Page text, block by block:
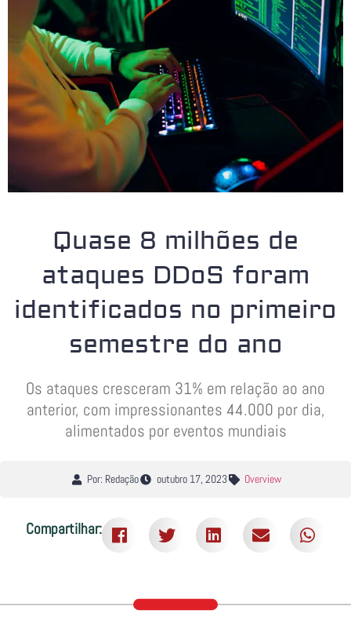
Quase 8 milhões de
ataques DDoS foram
identificados no primeiro
semestre do ano
Os ataques cresceram 31% em relação ao ano
anterior, com impressionantes 44.000 por dia,
alimentados por eventos mundiais
Por: Redação outubro 17, 2023 Overview
Compartilhar: